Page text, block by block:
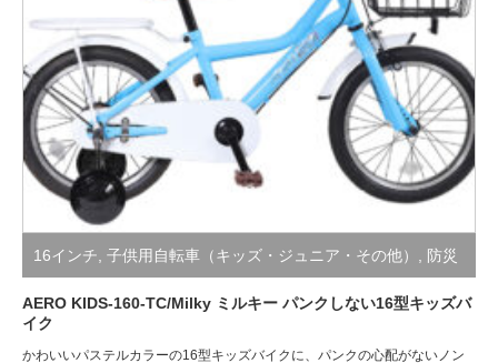
16インチ 子供用自転車（キッズ・ジュニア・その他） 防災
サイクル/絶対にパンクしない自転車
AERO KIDS-160-TC/Milky ミルキー パンクしない16型キッズバ
イク
かわいいパステルカラーの16型キッズバイクに、パンクの心配がないノン